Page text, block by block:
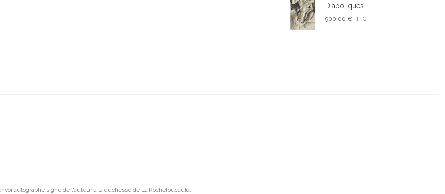
Diaboliques....
900,00 € TTC
autographe signé de l'auteur à la duchesse de La Rochefoucauld.